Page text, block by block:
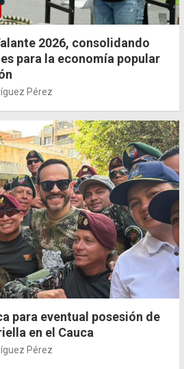
2026, consolidando
para la economía popular
Pérez
para eventual posesión de
en el Cauca
Pérez